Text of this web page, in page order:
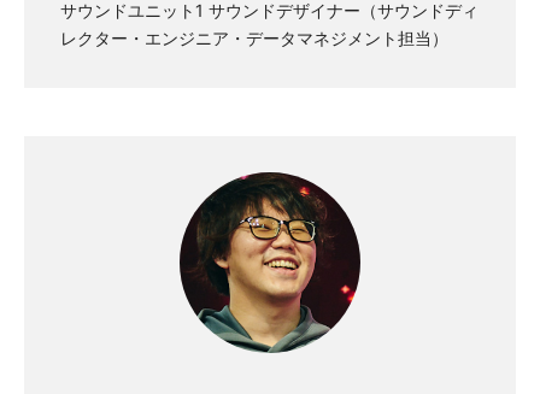
サウンドユニット1 サウンドデザイナー（サウンドディ
レクター・エンジニア・データマネジメント担当）